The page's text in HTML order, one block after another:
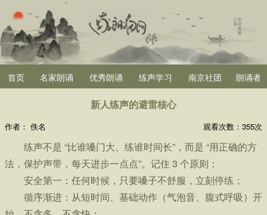
首页 名家朗诵 优秀朗诵 练声学习 南京社团 朗诵者
新人练声的避雷核心
作者： 佚名 观看次数： 355次
练声不是 “比谁嗓门大、练谁时间长”，而是 “用正确的方
法，保护声带，每天进步一点点”。记住 3 个原则：
安全第一：任何时候，只要嗓子不舒服，立刻停练；
循序渐进：从短时间、基础动作（气泡音、腹式呼吸）开